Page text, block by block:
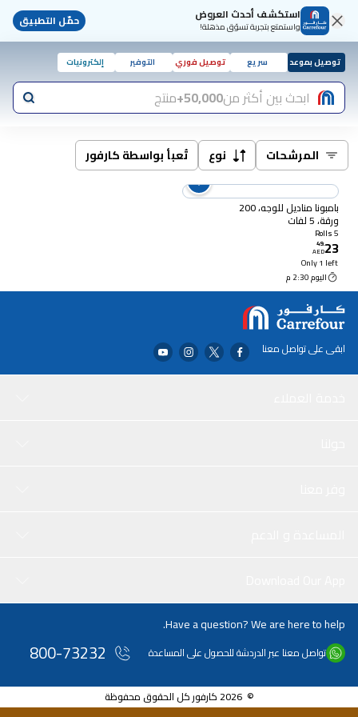
استكشف أحدث العروض
واستمتع بتجربة تسوّق مذهلة! حمّل التطبيق
توصيل بموعد سريع توصيل فوري التوفير إلكترونيات
ابحث بين أكثر من50,000+ منتج
المرشحات نوع تُعبأ بواسطة كارفور
بامبونا مناديل للوجه، 200
ورقة، 5 لفات
5 Rolls
23
.
49
AED
Only 1 left
اليوم 2:30 م
ابقى على تواصل معنا
Have a question? We are here to help.
تواصل معنا عبر الدردشة للحصول على المساعدة 800-73232
© 2026 كارفور كل الحقوق محفوظة